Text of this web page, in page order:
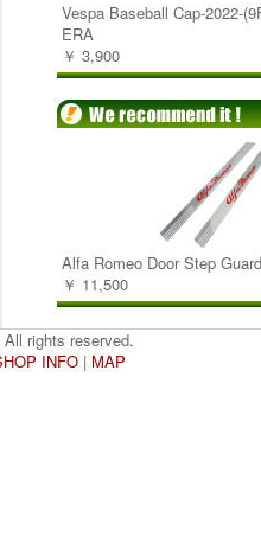
Vespa Baseball Cap-2022-
ERA
￥ 3,900
Alfa Romeo Door Step
￥ 11,500
rights reserved.
INFO | MAP